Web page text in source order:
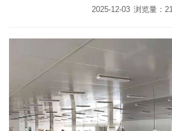
2025-12-03 浏览量：21